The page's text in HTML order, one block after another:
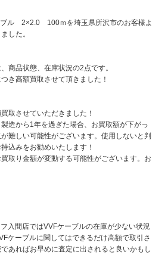
ブル 2×2.0 100ｍを埼玉県所沢市のお客様よ
した。
商品状態、在庫状況の2点です。
き高額買取させて頂きました！
取させていただきました！
造から1年を過ぎた場合、お買取額が下がっ
難しい可能性がございます。使用しないと判
込みをお勧めいたします！
取り金額が変動する可能性がございます。お
入間店ではVVFケーブルの在庫が少ない状況
ケーブルに関してはできるだけ高額で取引さ
あればお早めに査定に出されると良いかもし